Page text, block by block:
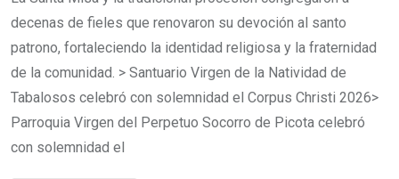
decenas de fieles que renovaron su devoción al santo
patrono, fortaleciendo la identidad religiosa y la fraternidad
de la comunidad. > Santuario Virgen de la Natividad de
Tabalosos celebró con solemnidad el Corpus Christi 2026>
Parroquia Virgen del Perpetuo Socorro de Picota celebró
con solemnidad el